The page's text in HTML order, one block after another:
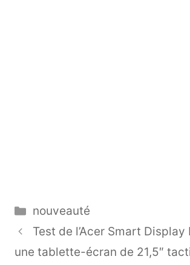
Catégories
nouveauté
Test de l’Acer Smart Display
une tablette-écran de 21,5″